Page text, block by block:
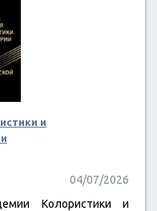
и
04/07/2026
Колористики и